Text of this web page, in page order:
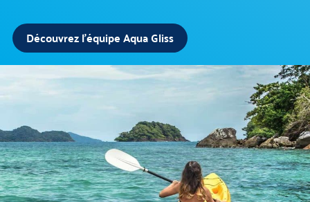
Découvrez l'équipe Aqua Gliss